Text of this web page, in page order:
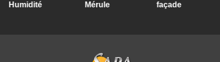
Mérule
façade